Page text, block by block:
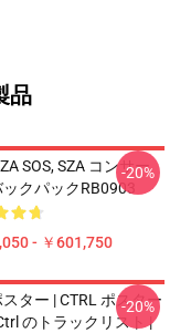
品
SOS, SZA コンサー
ックパックRB0903
- ￥601,750
-20%
スター | CTRL ポスター
のトラックリスト |
-20%